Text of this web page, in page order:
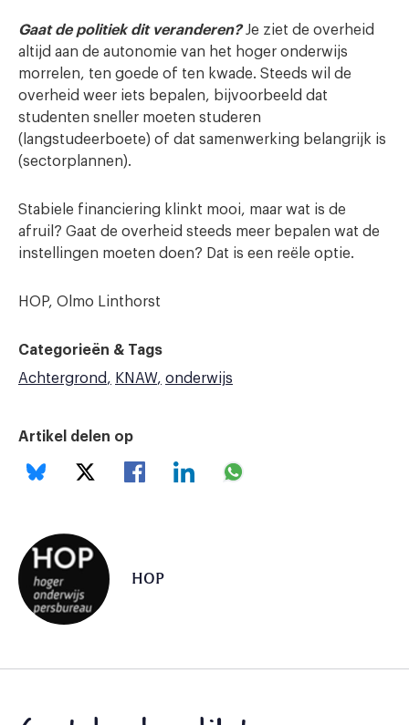
Gaat de politiek dit veranderen?Je ziet de overheid
altijd aan de autonomie van het hoger onderwijs
morrelen, ten goede of ten kwade. Steeds wil de
overheid weer iets bepalen, bijvoorbeeld dat
studenten sneller moeten studeren
(langstudeerboete) of dat samenwerking belangrijk is
(sectorplannen).
Stabiele financiering klinkt mooi, maar wat is de
afruil? Gaat de overheid steeds meer bepalen wat de
instellingen moeten doen? Dat is een reële optie.
HOP, Olmo Linthorst
Categorieën & Tags
Achtergrond
KNAW onderwijs
Artikel delen op
HOP